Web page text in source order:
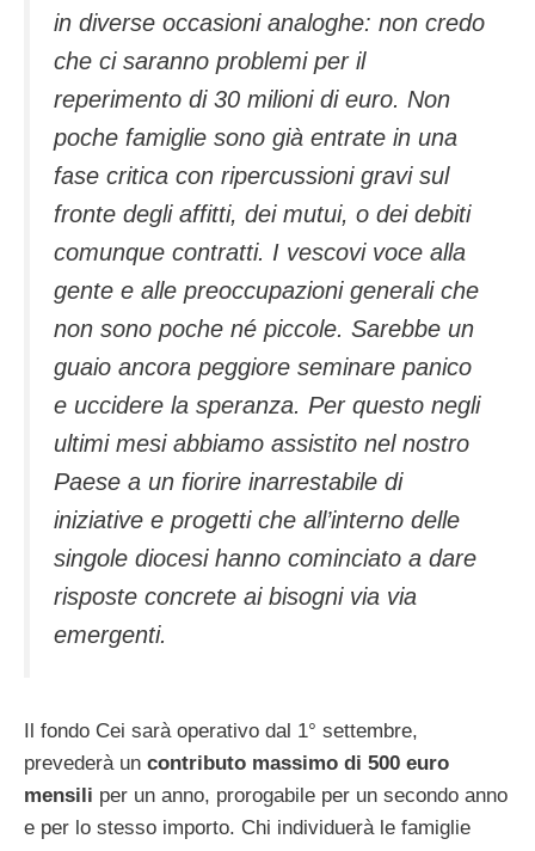
in diverse occasioni analoghe: non credo
che ci saranno problemi per il
reperimento di 30 milioni di euro. Non
poche famiglie sono già entrate in una
fase critica con ripercussioni gravi sul
fronte degli affitti, dei mutui, o dei debiti
comunque contratti. I vescovi voce alla
gente e alle preoccupazioni generali che
non sono poche né piccole. Sarebbe un
guaio ancora peggiore seminare panico
e uccidere la speranza. Per questo negli
ultimi mesi abbiamo assistito nel nostro
Paese a un fiorire inarrestabile di
iniziative e progetti che all’interno delle
singole diocesi hanno cominciato a dare
risposte concrete ai bisogni via via
emergenti.
Il fondo Cei sarà operativo dal 1° settembre,
prevederà un contributo massimo di 500 euro
mensili per un anno, prorogabile per un secondo anno
e per lo stesso importo. Chi individuerà le famiglie